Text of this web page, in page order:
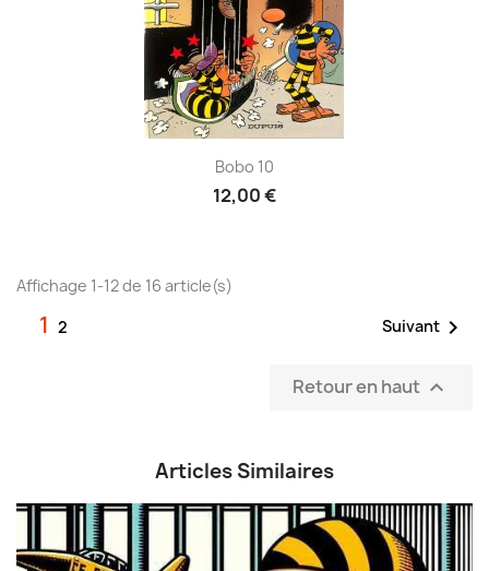
Bobo 10
12,00 €
Affichage 1-12 de 16 article(s)
1 2 Suivant 
Retour en haut 
Articles Similaires